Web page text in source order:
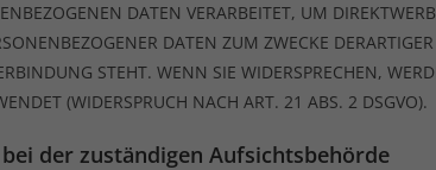
DATEN VERARBEITET, UM
DATEN ZUM ZWECKE
STEHT. WENN SIE WIDERSPRECHEN,
(WIDERSPRUCH NACH ART. 21 ABS. 2 DSGVO).
der zuständigen Aufsichts­behörde